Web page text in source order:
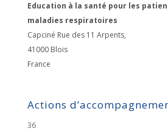
Education à la santé pour les
maladies respiratoires
Capciné Rue des 11 Arpents,
41000 Blois
France
Actions
36